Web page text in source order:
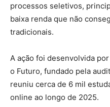
processos seletivos,
baixa renda que não
tradicionais.
A ação foi desenvolvida
o Futuro, fundado pela
reuniu cerca de 6 mil
online ao longo de 2025.